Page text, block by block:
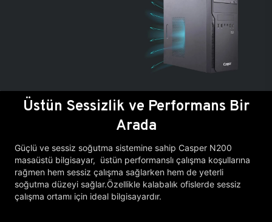
Üstün Sessizlik ve Performans Bir
Arada
Güçlü ve sessiz soğutma sistemine sahip Casper N200
masaüstü bilgisayar, üstün performanslı çalışma koşullarına
rağmen hem sessiz çalışma sağlarken hem de yeterli
soğutma düzeyi sağlar.Özellikle kalabalık ofislerde sessiz
çalışma ortamı için ideal bilgisayardır.